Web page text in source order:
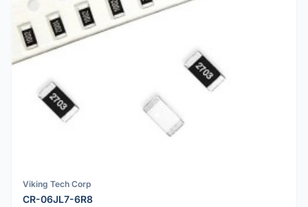
Viking Tech Corp
CR-06JL7-6R8